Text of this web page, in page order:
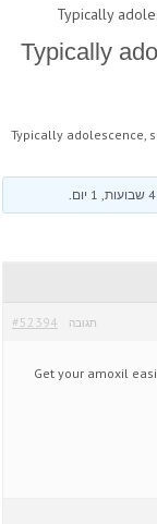
> Typically
Typically
Typically adolescence,
#52394 תגובה
Get your amoxil